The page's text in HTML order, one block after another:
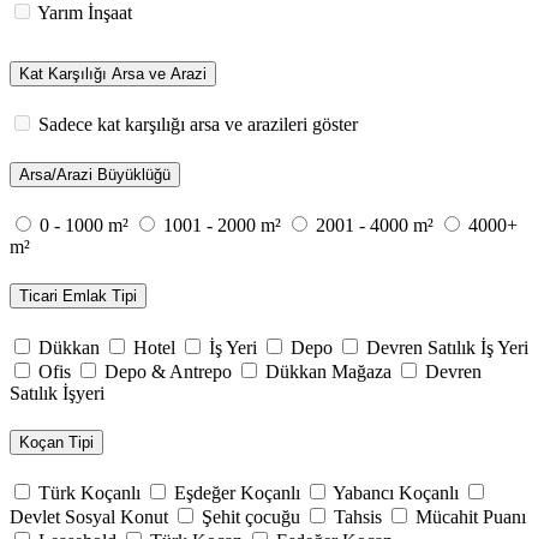
Yarım İnşaat
Kat Karşılığı Arsa ve Arazi
Sadece kat karşılığı arsa ve arazileri göster
Arsa/Arazi Büyüklüğü
0 - 1000 m² 1001 - 2000 m² 2001 - 4000 m²
4000+
m²
Ticari Emlak Tipi
Dükkan Hotel İş Yeri Depo
Devren Satılık İş Yeri
Ofis
Depo & Antrepo Dükkan Mağaza
Devren
Satılık İşyeri
Koçan Tipi
Türk Koçanlı Eşdeğer Koçanlı
Yabancı Koçanlı
Devlet Sosyal Konut
Şehit çocuğu Tahsis
Mücahit Puanı